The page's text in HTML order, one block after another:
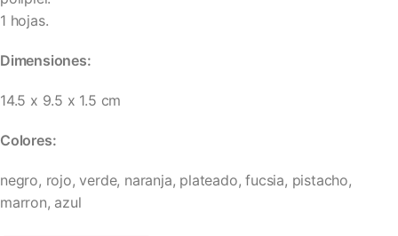
1 hojas.
Dimensiones:
14.5 x 9.5 x 1.5 cm
Colores:
negro, rojo, verde, naranja, plateado, fucsia, pistacho,
marron, azul